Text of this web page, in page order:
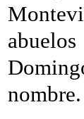
nombre.